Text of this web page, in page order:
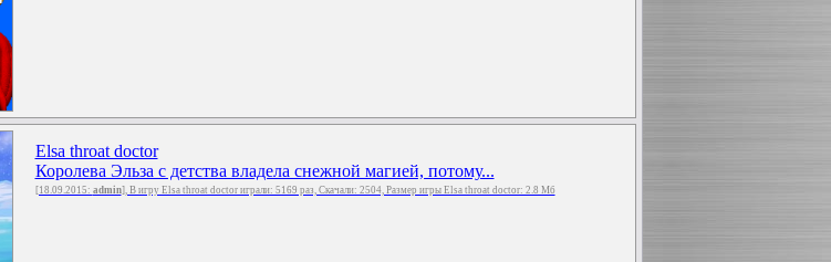
Elsa throat doctor
Королева Эльза с детства владела снежной магией, потому...
[18.09.2015: admin], В игру Elsa throat doctor играли: 5169 раз, Скачали: 2504, Размер игры Elsa throat doctor: 2.8 Мб